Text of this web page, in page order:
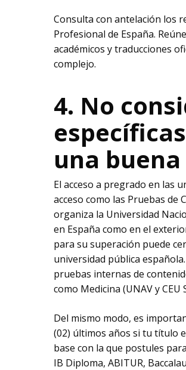
Consulta con antelación los
Profesional de España.
académicos y traducciones
complejo.
4. No
una
El acceso a pregrado en las
acceso como las Pruebas de
organiza la Universidad
en España como en el
para su superación puede
universidad pública
pruebas internas de
como Medicina (UNAV y CEU
Del mismo modo, es
(02) últimos años si tu título
base con la que postules
IB Diploma, ABITUR,